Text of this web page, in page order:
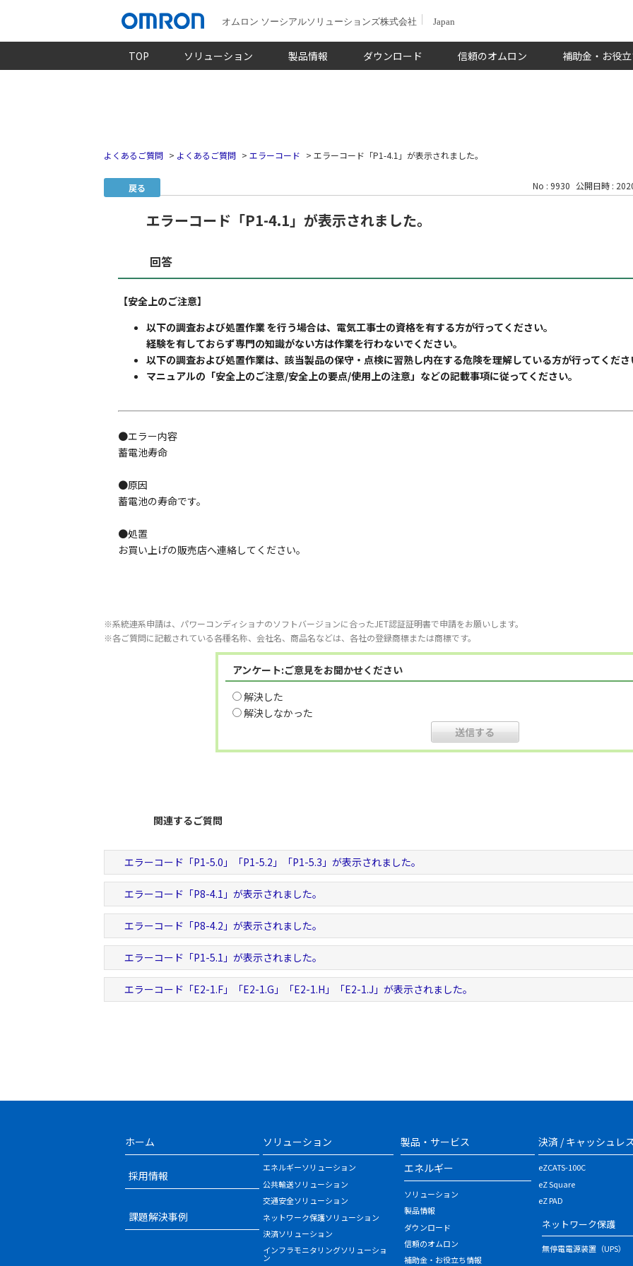
オムロン ソーシアルソリューションズ株式会社 Japan
TOP ソリューション 製品情報 ダウンロード 信頼のオムロン 補助金・お役
よくあるご質問 > よくあるご質問 > エラーコード > エラーコード「P1-4.1」が表示されました。
戻る No : 9930 公開日時 :
エラーコード「P1-4.1」が表示されました。
回答
【安全上のご注意】
以下の調査および処置作業 を行う場合は、電気工事士の資格を有する方が行ってください。
経験を有しておらず専門の知識がない方は作業を行わないでください。
以下の調査および処置作業は、該当製品の保守・点検に習熟し内在する危険を理解している方が行ってくださ
マニュアルの「安全上のご注意/安全上の要点/使用上の注意」などの記載事項に従ってください。
●エラー内容
蓄電池寿命
●原因
蓄電池の寿命です。
●処置
お買い上げの販売店へ連絡してください。
※系統連系申請は、パワーコンディショナのソフトバージョンに合ったJET認証証明書で申請をお願いします。
※各ご質問に記載されている各種名称、会社名、商品名などは、各社の登録商標または商標です。
アンケート:ご意見をお聞かせください
解決した
解決しなかった
関連するご質問
エラーコード「P1-5.0」「P1-5.2」「P1-5.3」が表示されました。
エラーコード「P8-4.1」が表示されました。
エラーコード「P8-4.2」が表示されました。
エラーコード「P1-5.1」が表示されました。
エラーコード「E2-1.F」「E2-1.G」「E2-1.H」「E2-1.J」が表示されました。
ホーム
採用情報
課題解決事例
ソリューション
エネルギーソリューション
公共輸送ソリューション
交通安全ソリューション
ネットワーク保護ソリューション
決済ソリューション
インフラモニタリングソリューショ
ン
製品・サービス
エネルギー
ソリューション
製品情報
ダウンロード
信頼のオムロン
補助金・お役立ち情報
決済 / キャッシュレ
eZCATS-100C
eZ Square
eZ PAD
ネットワーク保護
無停電電源装置（UPS）